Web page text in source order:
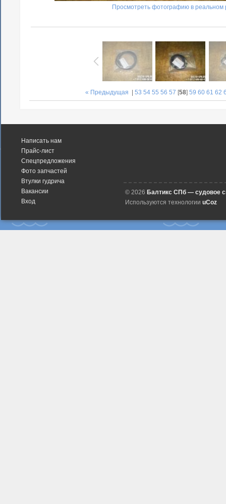
Просмотреть фотографию в реальном
« Предыдущая 53 54 55 56 57 [58] 59 60 61 62
Написать нам
Прайс-лист
Спецпредложения
Фото запчастей
Втулки гудрича
Вакансии
Вход
© 2026 Балтикс СПб — судовое
Используются технологии uCoz